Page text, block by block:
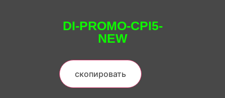
DI-PROMO-CPI5-
NEW
скопировать